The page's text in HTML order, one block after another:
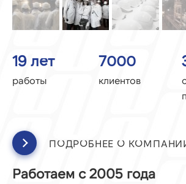
19 лет
работы
7000
клиентов
ПОДРОБНЕЕ О
Работаем с 2005 года